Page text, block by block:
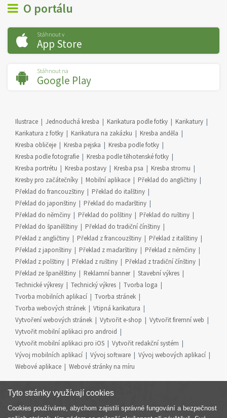
O portálu
Stáhnout v
App Store
Stáhnout na
Google Play
Ilustrace Jednoduchá kresba Karikatura podle fotky
Karikatury
Karikatura z fotky
Karikatura na zakázku
Kresba anděla
Kresba obličeje
Kresba pejska
Kresba podle fotky
Kresba podle fotografie
Kresba podle těhotenské fotky
Kresba portrétu
Kresba postavy Kresba psa
Kresba stromu
Kresby pro začátečníky
Mobilní aplikace
Překlad do angličtiny
Překlad do francouzštiny
Překlad do italštiny
Překlad do japonštiny
Překlad do maďarštiny
Překlad do němčiny
Překlad do polštiny
Překlad do ruštiny
Překlad do španělštiny
Překlad do tradiční čínštiny
Překlad z angličtiny
Překlad z francouzštiny
Překlad z italštiny
Překlad z japonštiny
Překlad z maďarštiny
Překlad z němčiny
Překlad z polštiny
Překlad z ruštiny
Překlad z tradiční čínštiny
Překlad ze španělštiny
Reklamní banner
Stavební výkres
Technické výkresy
Technický výkres
Tvorba loga
Tvorba mobilních aplikací
Tvorba stránek
Tvorba webových stránek
Vtipná karikatura
Vytvoření webových stránek
Vytvořit e-shop
Vytvořit firemní web
Vytvořit mobilní aplikaci pro android
Vytvořit mobilní aplikaci pro iOS
Vytvořit redakční systém
Vývoj mobilních aplikací
Vývoj software
Vývoj webových aplikací
Webové aplikace
Webové stránky na míru
Tyto stránky využívají cookies
Cookies používáme, abychom zajistili správné fungování a bezpečnost